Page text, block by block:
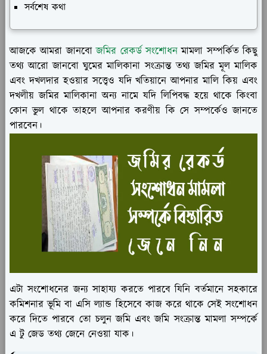
সর্বশেষ কথা
আজকে আমরা জানবোজমির রেকর্ড সংশোধনমামলা সম্পর্কিত কিছু
তথ্য আরো জানবো ঘুমের মালিকানা সংক্রান্ত তথ্য জমির মূল মালিক
এবং দখলদার হওয়ার সত্ত্বেও যদি খতিয়ানে আপনার মালি কিয় এবং
দখলীয় জমির মালিকানা অন্য নামে যদি লিপিবদ্ধ হয়ে থাকে কিংবা
কোন ভুল থাকে তাহলে আপনার করণীয় কি সে সম্পর্কেও জানতে
পারবেন।
এটা সংশোধনের জন্য সাহায্য করতে পারবে যিনি বর্তমানে সহকারে
কমিশনার ভূমি বা এসি ল্যান্ড হিসেবে কাজ করে থাকে সেই সংশোধন
করে দিতে পারবে তো চলুন জমি এবং জমি সংক্রান্ত মামলা সম্পর্কে
এ টু জেড তথ্য জেনে নেওয়া যাক।